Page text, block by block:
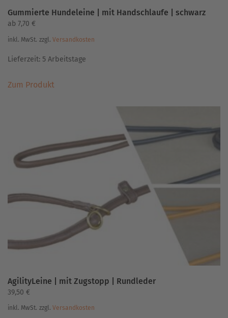
Gummierte Hundeleine | mit Handschlaufe | schwarz
ab 7,70 €
inkl. MwSt. zzgl. Versandkosten
Lieferzeit: 5 Arbeitstage
Zum ProduktProdukt
Die
Optionen
der
Produktseite
gewählt
werden
AgilityLeine | mit Zugstopp | Rundleder
39,50 €
inkl. MwSt. zzgl. Versandkosten